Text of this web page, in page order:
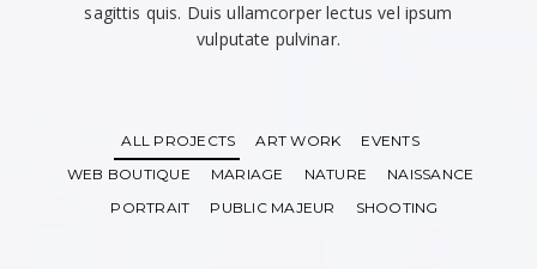
sagittis quis. Duis ullamcorper lectus vel ipsum
vulputate pulvinar.
ALL PROJECTS ART WORK
EVENTS
WEB BOUTIQUE
MARIAGE NATURE
NAISSANCE
PORTRAIT
PUBLIC MAJEUR SHOOTING